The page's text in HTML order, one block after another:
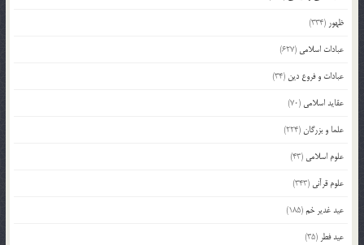
ظهور (334)
عبادات اسلامی (627)
عبادات و فروع دین (34)
عقاید اسلامی (70)
علما و بزرگان(224)
علوم اسلامی (43)
علوم قرآنی (343)
عید غدیر خم(185)
عید فطر (35)